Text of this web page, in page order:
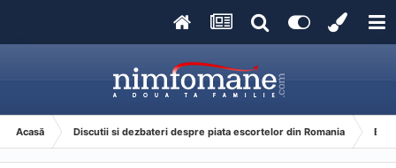
Acasă Discutii si dezbateri despre piata escortelor din Romania